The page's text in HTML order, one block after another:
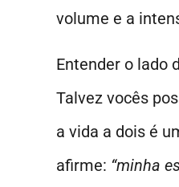
volume e a
Entender o lado
Talvez vocês
a vida a dois é
afirme: “minha